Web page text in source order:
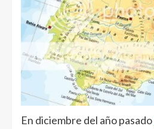
En diciembre del año pasado